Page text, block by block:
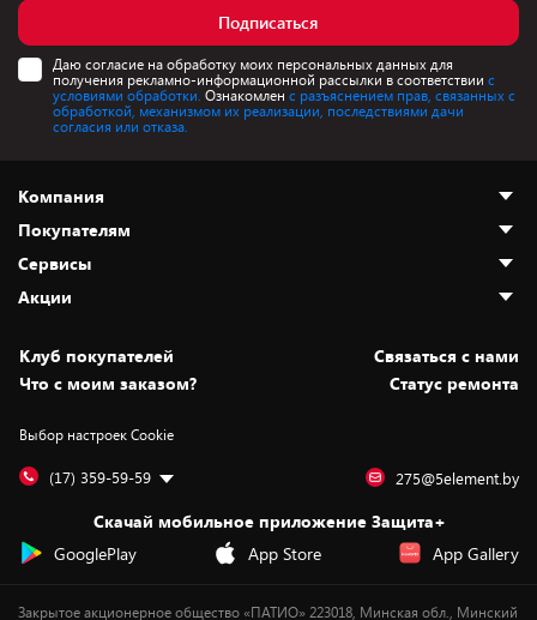
Подписаться
Даю согласие на обработку моих персональных данных для
получения рекламно-информационной рассылки в соответствии с
условиями обработки. Ознакомлен с разъяснением прав, связанных с
обработкой, механизмом их реализации, последствиями дачи
согласия или отказа.
Компания
О нас
Адреса магазинов
Новости
Статьи и обзоры
Вакансии
Дай пять добру!
Покупателям
Как сделать заказ
Оплата и доставка
Безналичный расчёт
Обмен и возврат товара
Обработка персональных данных
Подарочные карты
Сервисы
Установка техники
Для игровых консолей
Для мобильных устройств
Для компьютеров
Сервисные центры
Акции
Скидки и промокоды
Белорусские товары
Бонусы
Оплата частями
Новинки
Клуб покупателей
Cвязаться с нами
Что с моим заказом?
Статус ремонта
Выбор настроек Cookie
(17) 359-59-59 275@5element.by
Скачай мобильное приложение Защита+
GooglePlay
App Store App Gallery
Закрытое акционерное общество «ПАТИО» 223018, Минская обл., Минский